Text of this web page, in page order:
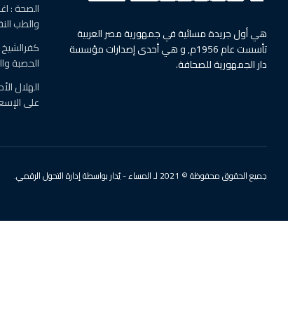
هي أول جريدة مسائية في جمهورية مصر العربية
تأسست عام 1956م, و هي أحدى إصدارات مؤسسة
دار الجمهورية للصحافة.
والطب
الحصبة
الهلال
على
جميع الحقوق محفوظة © 2021 لـ المساء - يُدار بواسطة إدارة التحول الرقمي.